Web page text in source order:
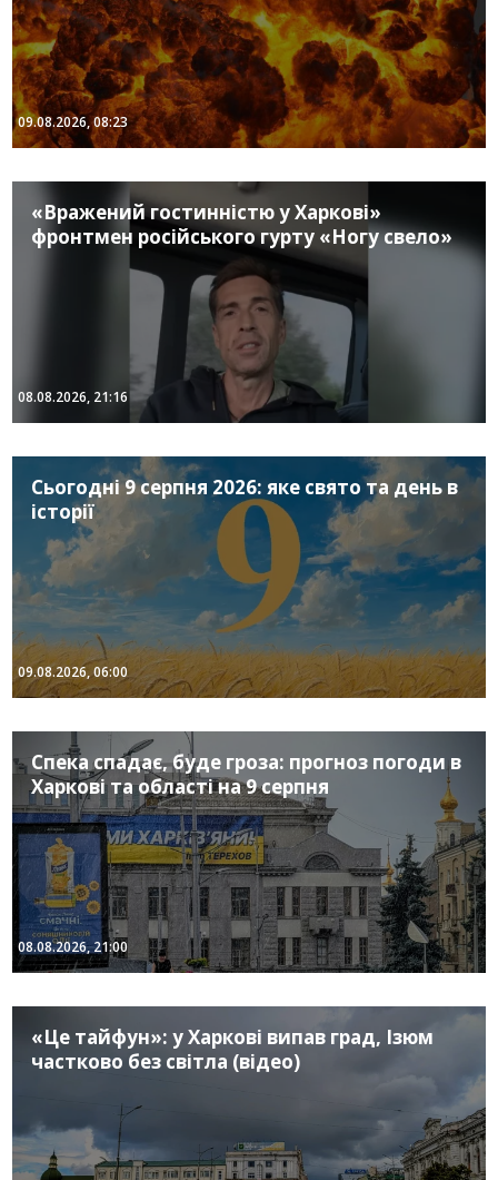
09.08.2026, 08:23
«Вражений гостинністю у Харкові»
фронтмен російського гурту «Ногу свело»
08.08.2026, 21:16
Сьогодні 9 серпня 2026: яке свято та день в
історії
09.08.2026, 06:00
Спека спадає, буде гроза: прогноз погоди в
Харкові та області на 9 серпня
08.08.2026, 21:00
«Це тайфун»: у Харкові випав град, Ізюм
частково без світла (відео)